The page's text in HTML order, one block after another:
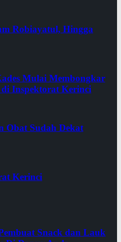
Robiayatul, Hingga
Mulai Membongkar
Inspektorat Kerinci
Obat Sudah Dekat
Kerinci
Snack dan Lauk